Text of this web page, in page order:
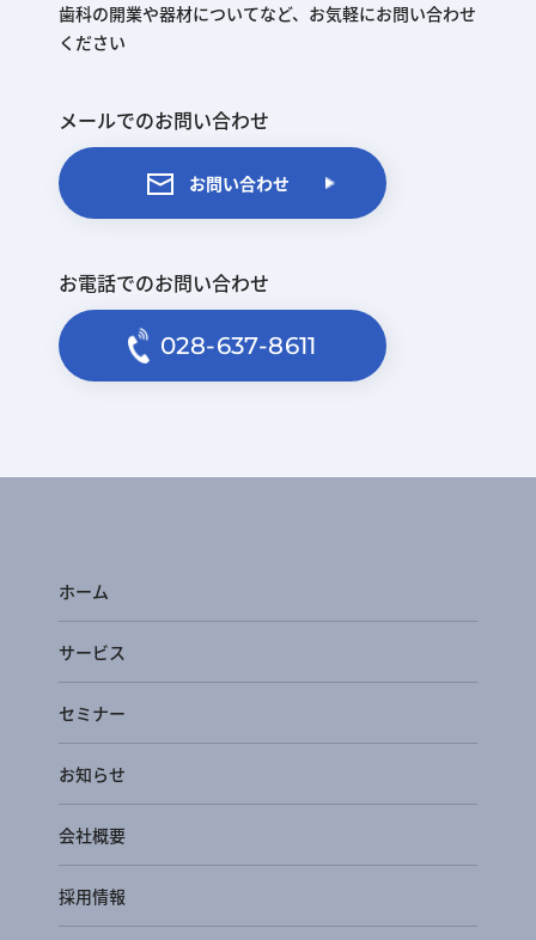
歯科の開業や器材についてなど、お気軽にお問い合わせ
ください
メールでのお問い合わせ
お問い合わせ
お電話でのお問い合わせ
028-637-8611
ホーム
サービス
セミナー
お知らせ
会社概要
採用情報